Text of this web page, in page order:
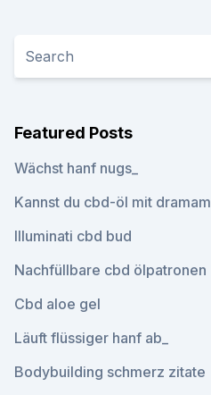
Featured Posts
Wächst hanf nugs_
Kannst du cbd-öl mit
Illuminati cbd bud
Nachfüllbare cbd ölpatronen
Cbd aloe gel
Läuft flüssiger hanf ab_
Bodybuilding schmerz zitate